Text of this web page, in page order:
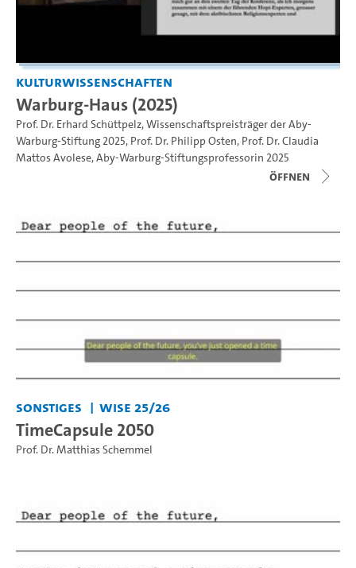
Kulturwissenschaften
Warburg-Haus (2025)
Prof. Dr. Erhard Schüttpelz, Wissenschaftspreisträger der Aby-
Warburg-Stiftung 2025, Prof. Dr. Philipp Osten, Prof. Dr. Claudia
Mattos Avolese, Aby-Warburg-Stiftungsprofessorin 2025
Öffnen
Sonstiges WiSe 25/26
TimeCapsule 2050
Prof. Dr. Matthias Schemmel